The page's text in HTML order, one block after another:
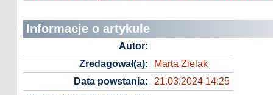
Informacje o artykule
Autor:
Zredagował(a):
Marta Zielak
Data powstania:
21.03.2024 14:25